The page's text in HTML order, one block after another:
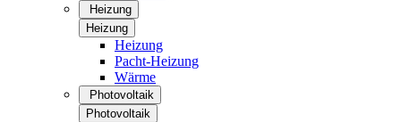
Heizung
Heizung
Heizung
Pacht-Heizung
Wärme
Photovoltaik
Photovoltaik